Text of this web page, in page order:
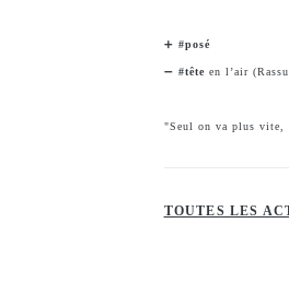
➕ #posé
➖ #tête en l’air
"Seul on va plus vite,
TOUTES LES